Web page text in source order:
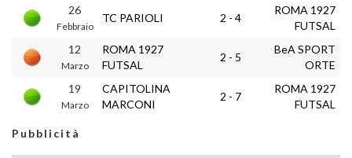
26
Febbraio
TC PARIOLI 2 - 4
ROMA 1927
FUTSAL
12
Marzo
ROMA 1927
FUTSAL
2 - 5
BeA SPORT
ORTE
19
Marzo
CAPITOLINA
MARCONI
2 - 7
ROMA 1927
FUTSAL
Pubblicità